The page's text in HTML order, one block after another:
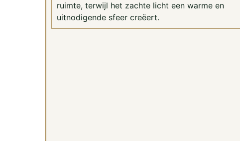
ruimte, terwijl het zachte licht een warme en
uitnodigende sfeer creëert.